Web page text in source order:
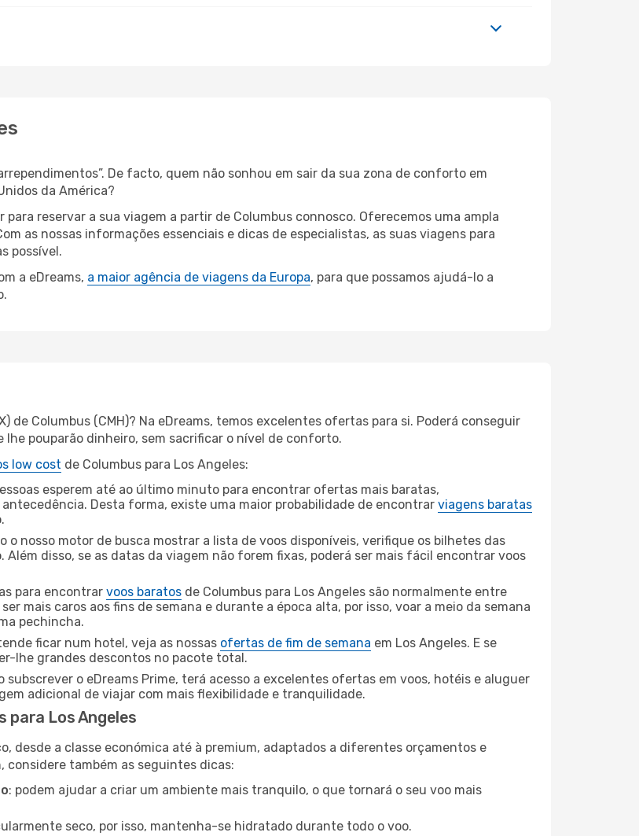
De facto, quem não sonhou em sair da sua zona de conforto em
da América?
reservar a sua viagem a partir de Columbus connosco. Oferecemos uma ampla
as nossas informações essenciais e dicas de especialistas, as suas viagens para
possível.
a eDreams, a maior agência de viagens da Europa, para que possamos ajudá-lo a
de Columbus (CMH)? Na eDreams, temos excelentes ofertas para si. Poderá conseguir
pouparão dinheiro, sem sacrificar o nível de conforto.
low cost de Columbus para Los Angeles:
esperem até ao último minuto para encontrar ofertas mais baratas,
Desta forma, existe uma maior probabilidade de encontrar viagens baratas
o nosso motor de busca mostrar a lista de voos disponíveis, verifique os bilhetes das
disso, se as datas da viagem não forem fixas, poderá ser mais fácil encontrar voos
para encontrar voos baratos de Columbus para Los Angeles são normalmente entre
mais caros aos fins de semana e durante a época alta, por isso, voar a meio da semana
pechincha.
ficar num hotel, veja as nossas ofertas de fim de semana em Los Angeles. E se
lhe grandes descontos no pacote total.
subscrever o eDreams Prime, terá acesso a excelentes ofertas em voos, hotéis e aluguer
adicional de viajar com mais flexibilidade e tranquilidade.
para Los Angeles
desde a classe económica até à premium, adaptados a diferentes orçamentos e
considere também as seguintes dicas:
: podem ajudar a criar um ambiente mais tranquilo, o que tornará o seu voo mais
seco, por isso, mantenha-se hidratado durante todo o voo.